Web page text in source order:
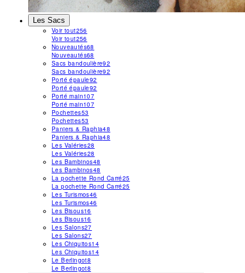
Les Sacs
Voir tout256
Voir tout256
Nouveautés68
Nouveautés68
Sacs bandoulière92
Sacs bandoulière92
Porté épaule92
Porté épaule92
Porté main107
Porté main107
Pochettes53
Pochettes53
Paniers & Raphia48
Paniers & Raphia48
Les Valéries28
Les Valéries28
Les Bambinos48
Les Bambinos48
La pochette Rond Carré25
La pochette Rond Carré25
Les Turismos46
Les Turismos46
Les Bisous16
Les Bisous16
Les Salons27
Les Salons27
Les Chiquitos14
Les Chiquitos14
Le Berlingot8
Le Berlingot8